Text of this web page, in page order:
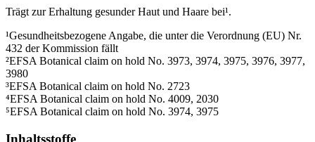
Trägt zur Erhaltung gesunder Haut und Haare bei¹.
¹Gesundheitsbezogene Angabe, die unter die Verordnung (EU) Nr.
432 der Kommission fällt
²EFSA Botanical claim on hold No. 3973, 3974, 3975, 3976, 3977,
3980
³EFSA Botanical claim on hold No. 2723
⁴EFSA Botanical claim on hold No. 4009, 2030
⁵EFSA Botanical claim on hold No. 3974, 3975
Inhaltsstoffe